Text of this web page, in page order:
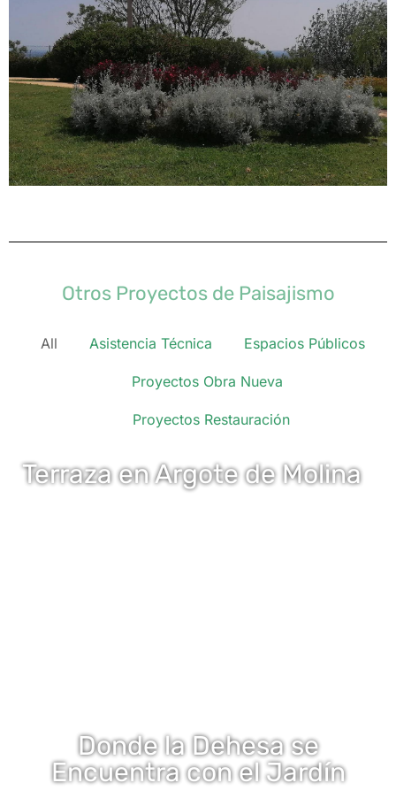
Otros Proyectos de Paisajismo
All Asistencia Técnica Espacios Públicos
Proyectos Obra Nueva
Proyectos Restauración
Terraza en Argote de Molina
Donde la Dehesa se
Encuentra con el Jardín